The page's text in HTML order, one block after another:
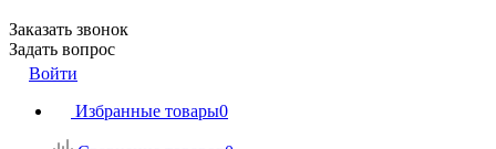
Заказать звонок
Задать вопрос
Войти
Избранные товары0